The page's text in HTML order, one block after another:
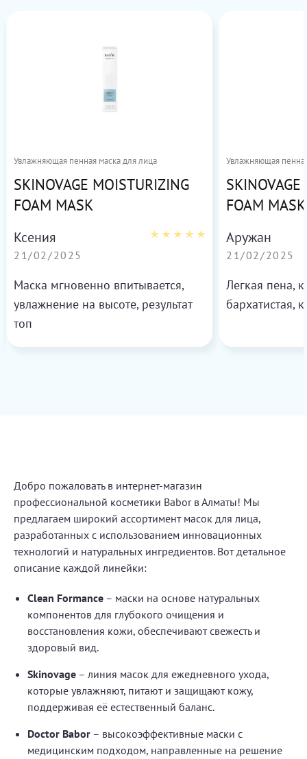
Увлажняющая пенная маска для лица
SKINOVAGE MOISTURIZING
FOAM MASK
Ксения
21/02/2025
Маска мгновенно впитывается,
увлажнение на высоте, результат
топ
Увлажняющая
FOAM MASK
Аружан
21/02/2025
Легкая пена,
бархатистая,
Добро пожаловать в интернет-магазин
профессиональной косметики Babor в Алматы! Мы
предлагаем широкий ассортимент масок для лица,
разработанных с использованием инновационных
технологий и натуральных ингредиентов. Вот детальное
описание каждой линейки:
Clean Formance – маски на основе натуральных
компонентов для глубокого очищения и
восстановления кожи, обеспечивают свежесть и
здоровый вид.
Skinovage – линия масок для ежедневного ухода,
которые увлажняют, питают и защищают кожу,
поддерживая её естественный баланс.
Doctor Babor – высокоэффективные маски с
медицинским подходом, направленные на решение